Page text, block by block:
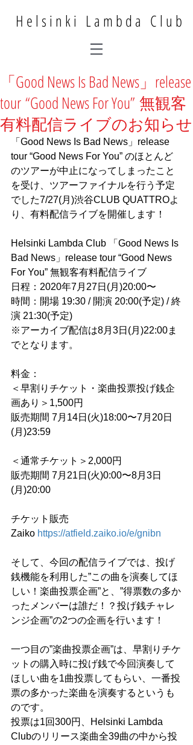
Helsinki Lambda Club
「Good News Is Bad News」release
tour “Good News For You” 無観客
有料配信ライブのお知らせ
「Good News Is Bad News」release
tour “Good News For You” のほとんど
のツアーが中止になってしまったこと
を受け、ツアーファイナルを行う予定
でした7/27(月)渋谷CLUB QUATTROよ
り、有料配信ライブを開催します！
Helsinki Lambda Club 「Good News Is
Bad News」release tour “Good News
For You” 無観客有料配信ライブ
日程：2020年7月27日(月)20:00〜
時間：開場 19:30 / 開演 20:00(予定) / 終
演 21:30(予定)
※アーカイブ配信は8月3日(月)22:00ま
でとなります。
料金：
＜早割りチケット・楽曲投票投げ銭企
画あり＞1,500円
販売期間 7月14日(火)18:00〜7月20日
(月)23:59
＜通常チケット＞2,000円
販売期間 7月21日(火)0:00〜8月3日
(月)20:00
チケット販売
Zaiko https://atfield.zaiko.io/e/gnibn
そして、今回の配信ライブでは、投げ
銭機能を利用した”この曲を演奏してほ
しい！楽曲投票企画”と、”得票数の多か
ったメンバーは誰だ！？投げ銭チャレ
ンジ企画”の2つの企画を行います！
一つ目の”楽曲投票企画”は、早割りチケ
ットの購入時に投げ銭で今回演奏して
ほしい曲を1曲投票してもらい、一番投
票の多かった楽曲を演奏するというも
のです。
投票は1回300円、Helsinki Lambda
Clubのリリース楽曲全39曲の中から投